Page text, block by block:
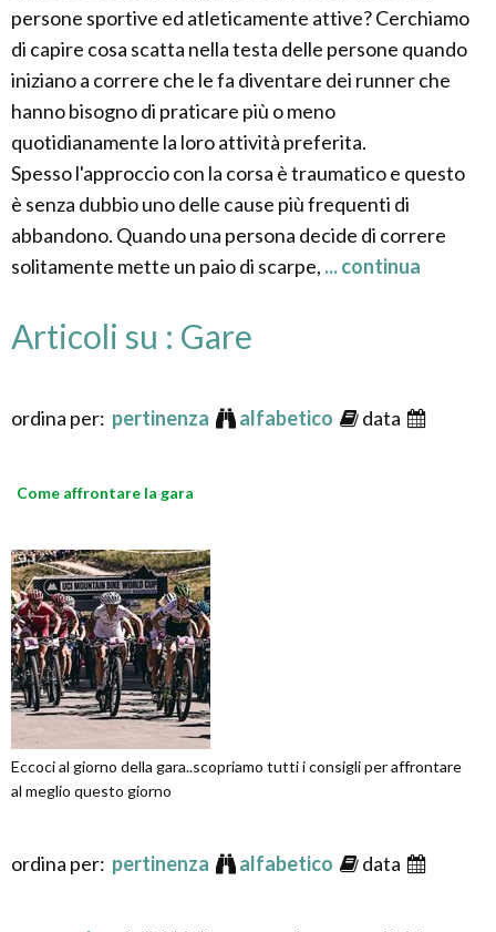
persone sportive ed atleticamente attive? Cerchiamo
di capire cosa scatta nella testa delle persone quando
iniziano a correre che le fa diventare dei runner che
hanno bisogno di praticare più o meno
quotidianamente la loro attività preferita.
Spesso l'approccio con la corsa è traumatico e questo
è senza dubbio uno delle cause più frequenti di
abbandono. Quando una persona decide di correre
solitamente mette un paio di scarpe, ... continua
Articoli su : Gare
ordina per: pertinenza alfabetico data
Come affrontare la gara
Eccoci al giorno della gara..scopriamo tutti i consigli per affrontare
al meglio questo giorno
ordina per: pertinenza alfabetico data